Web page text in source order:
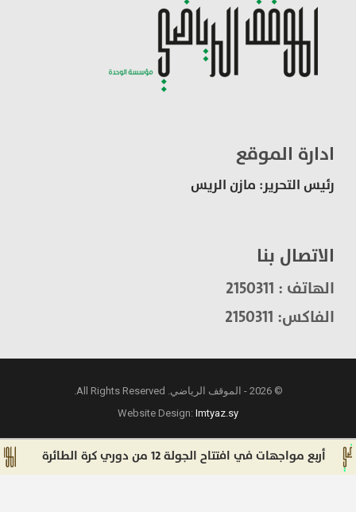
ادارة الموقع
رئيس التحرير: مازن الريس
الاتصال بنا
الهاتف : 2150311
الفاكس: 2150311
© 2026 - الموقف الرياضي. All Rights Reserved.
Website Design:Imtyaz.sy
أربع مواجهات في افتتاح الجولة 12 من دوري كرة الطائرة